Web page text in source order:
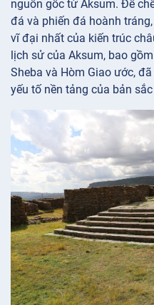
nguồn gốc từ Aksum. Đế
đá và phiến đá hoành
vĩ đại nhất của kiến trúc
lịch sử của Aksum, bao
Sheba và Hòm Giao ước,
yếu tố nền tảng của bản